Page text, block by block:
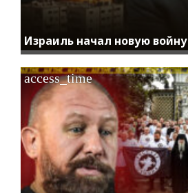
Израиль начал новую войну
access_time